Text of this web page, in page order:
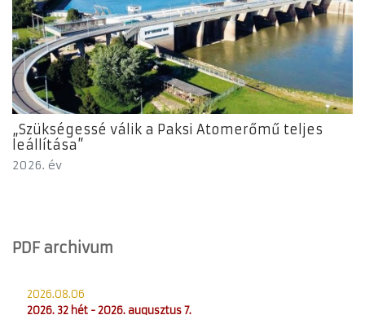
„Szükségessé válik a Paksi Atomerőmű teljes
leállítása”
2026. év
PDF archivum
2026.08.06
2026. 32 hét - 2026. augusztus 7.